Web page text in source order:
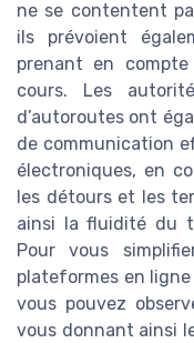
ne se contentent
ils prévoient
prenant en
cours. Les
d’autoroutes ont
de communication
électroniques, en
les détours et les
ainsi la fluidité du
Pour vous
plateformes en
vous pouvez
vous donnant ainsi